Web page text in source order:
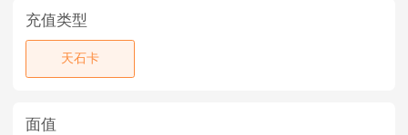
充值类型
天石卡
面值